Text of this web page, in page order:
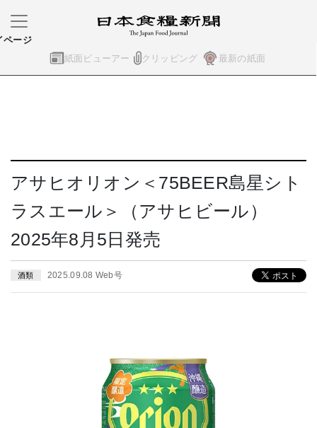
紙面ビューアー クリッピング 最新の紙面
ページ
アサヒオリオン＜75BEER島星シト
ラスエール＞（アサヒビール）
2025年8月5日発売
酒類 2025.09.08 Web号